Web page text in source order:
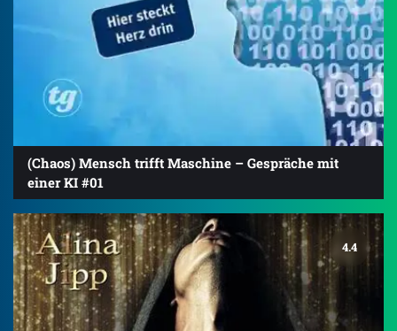
(Chaos) Mensch trifft Maschine – Gespräche mit
einer KI #01
4.4